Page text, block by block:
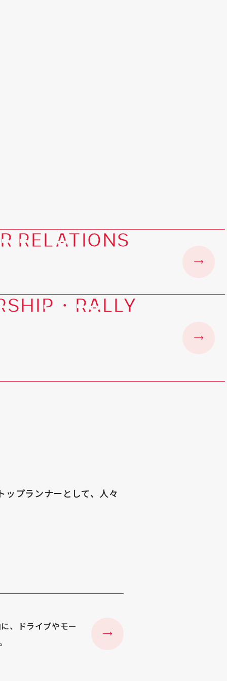
RELATIONS
・RALLY
プランナーとして、人々
、ドライブやモー